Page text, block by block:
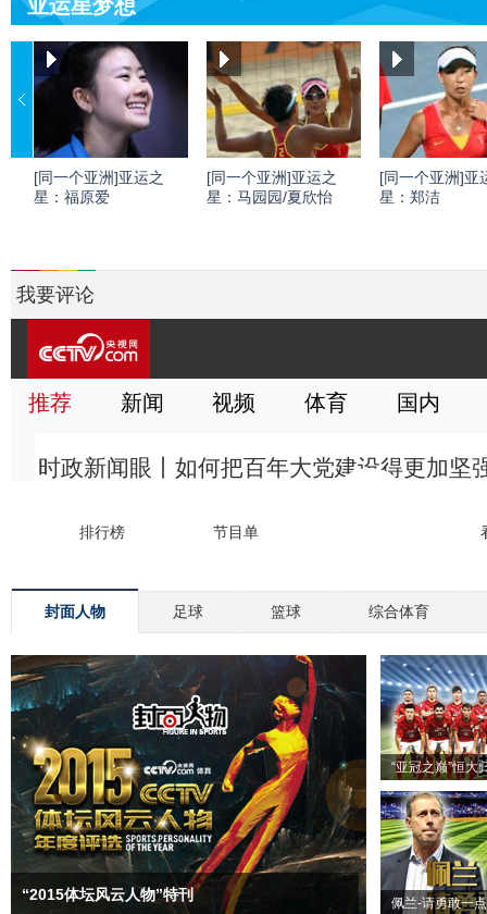
亚运星梦想
[同一个亚洲]亚运之
星：福原爱
[同一个亚洲]亚运之
星：马园园/夏欣怡
[同一个亚洲]亚
星：郑洁
我要评论
封面人物 足球 篮球 综合体育
“2015体坛风云人物”特刊
“亚冠之巅”恒大
佩兰-请勇敢一点